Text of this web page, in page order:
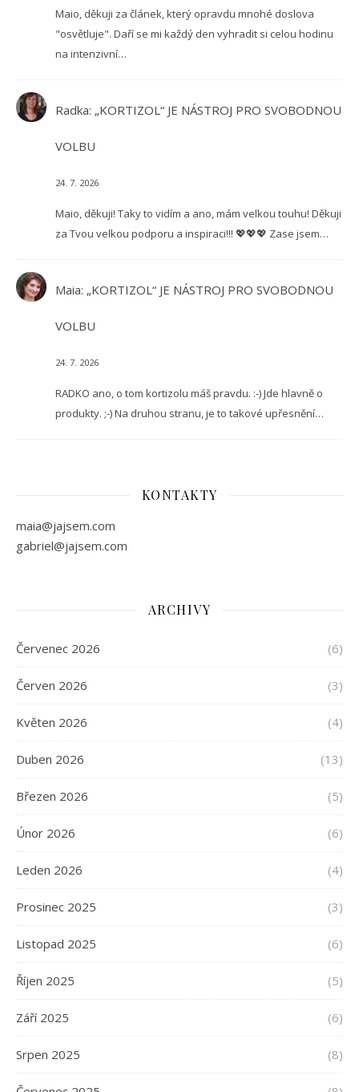
Maio, děkuji za článek, který opravdu mnohé doslova
"osvětluje". Daří se mi každý den vyhradit si celou hodinu
na intenzivní…
Radka: „KORTIZOL“ JE NÁSTROJ PRO SVOBODNOU
VOLBU
24. 7. 2026
Maio, děkuji! Taky to vidím a ano, mám velkou touhu! Děkuji
za Tvou velkou podporu a inspiraci!!! 💖💖💖 Zase jsem…
Maia: „KORTIZOL“ JE NÁSTROJ PRO SVOBODNOU
VOLBU
24. 7. 2026
RADKO ano, o tom kortizolu máš pravdu. :-) Jde hlavně o
produkty. ;-) Na druhou stranu, je to takové upřesnění…
KONTAKTY
maia@jajsem.com
gabriel@jajsem.com
ARCHIVY
Červenec 2026 (6)
Červen 2026 (3)
Květen 2026 (4)
Duben 2026 (13)
Březen 2026 (5)
Únor 2026 (6)
Leden 2026 (4)
Prosinec 2025 (3)
Listopad 2025 (6)
Říjen 2025 (5)
Září 2025 (6)
Srpen 2025 (8)